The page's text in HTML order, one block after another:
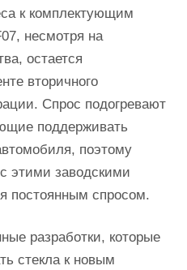
к комплектующим
несмотря на
остается
вторичного
Спрос подогревают
поддерживать
поэтому
этими заводскими
постоянным спросом.
разработки, которые
стекла к новым